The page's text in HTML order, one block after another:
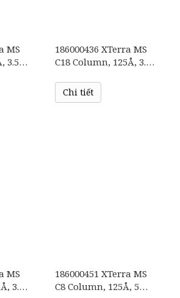
MS
3.5
186000436 XTerra MS
C18 Column, 125Å, 3.5
1/pkChi tiết
MS
3.5
186000451 XTerra MS
C8 Column, 125Å, 5